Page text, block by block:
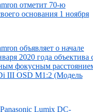
отметит 70-ю
основания 1 ноября
объявляет о начале
2020 года объектива
фокусным
III OSD M1:2 (Модель
Lumix DC-